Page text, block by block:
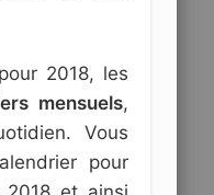
2018, les
mensuels,
Vous
pour